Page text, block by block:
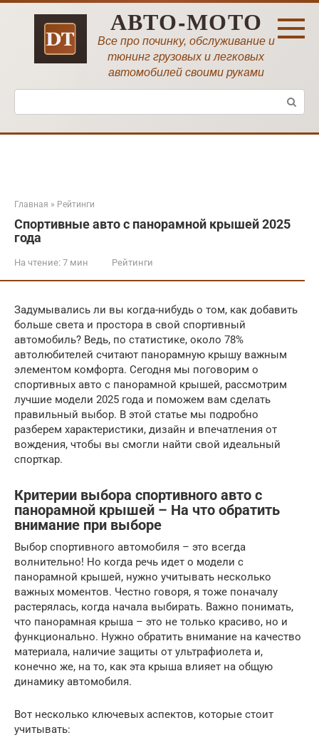
Перейти
АВТО-МОТО
Все про починку, обслуживание и
тюнинг грузовых и легковых
автомобилей своими руками
Поиск:
Главная » Рейтинги
Спортивные авто с панорамной крышей 2025
года
На чтение: 7 мин Рейтинги
Задумывались ли вы когда-нибудь о том, как добавить
больше света и простора в свой спортивный
автомобиль? Ведь, по статистике, около 78%
автолюбителей считают панорамную крышу важным
элементом комфорта. Сегодня мы поговорим о
спортивных авто с панорамной крышей, рассмотрим
лучшие модели 2025 года и поможем вам сделать
правильный выбор. В этой статье мы подробно
разберем характеристики, дизайн и впечатления от
вождения, чтобы вы смогли найти свой идеальный
спорткар.
Критерии выбора спортивного авто с
панорамной крышей – На что обратить
внимание при выборе
Выбор спортивного автомобиля – это всегда
волнительно! Но когда речь идет о модели с
панорамной крышей, нужно учитывать несколько
важных моментов. Честно говоря, я тоже поначалу
растерялась, когда начала выбирать. Важно понимать,
что панорамная крыша – это не только красиво, но и
функционально. Нужно обратить внимание на качество
материала, наличие защиты от ультрафиолета и,
конечно же, на то, как эта крыша влияет на общую
динамику автомобиля.
Вот несколько ключевых аспектов, которые стоит
учитывать: